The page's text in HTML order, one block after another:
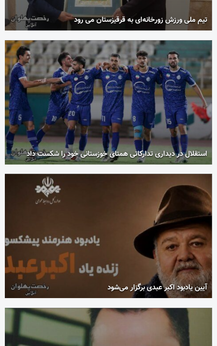
تیم ملی ورزش زورخانه‌ای به قرقیزستان می رود
استقلال در دیداری تدارکاتی همتای خوزستانی خود را شکست داد
آیین یادبود اکبر عبدی برگزار می‌شود